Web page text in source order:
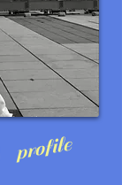
profile